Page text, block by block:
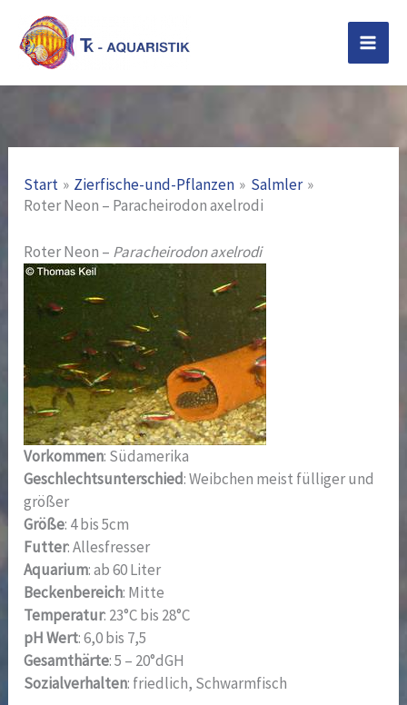
Inhalt
springen
Start Zierfische-und-Pflanzen
Salmler
Roter Neon – Paracheirodon axelrodi
Roter Neon – Paracheirodon axelrodi
Vorkommen: Südamerika
Geschlechtsunterschied: Weibchen meist fülliger und
größer
Größe: 4 bis 5cm
Futter: Allesfresser
Aquarium: ab 60 Liter
Beckenbereich: Mitte
Temperatur: 23°C bis 28°C
pH Wert: 6,0 bis 7,5
Gesamthärte: 5 – 20°dGH
Sozialverhalten: friedlich, Schwarmfisch